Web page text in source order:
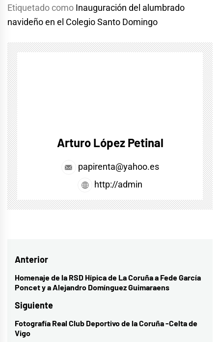
Etiquetado como Inauguración del alumbrado
navideño en el Colegio Santo Domingo
Arturo López Petinal
papirenta@yahoo.es
http://admin
Navegación
de
entradas
Anterior
Entrada
anterior:
Homenaje de la RSD Hípica de La Coruña a Fede García
Poncet y a Alejandro Domínguez Guimaraens
Siguiente
Entrada
siguiente:
Fotografía Real Club Deportivo de la Coruña -Celta de
Vigo